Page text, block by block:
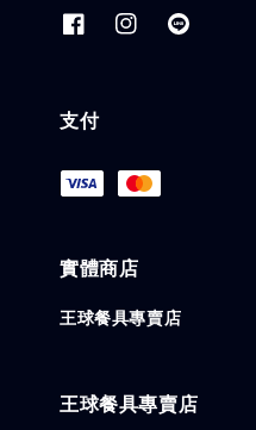
支付
實體商店
王球餐具專賣店
王球餐具專賣店